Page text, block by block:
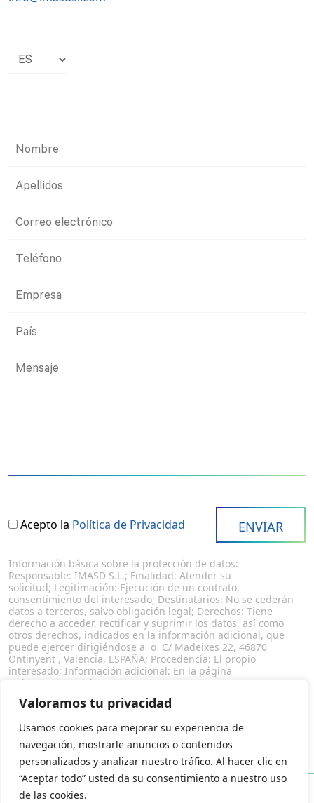
Valoramos tu privacidad
Usamos cookies para mejorar su experiencia de
navegación, mostrarle anuncios o contenidos
personalizados y analizar nuestro tráfico. Al hacer clic en
“Aceptar todo” usted da su consentimiento a nuestro uso
de las cookies.
Elegir
Acepto la Política de Privacidad
Información básica sobre la protección de datos:
Responsable: IMASD S.L.; Finalidad: Atender su
solicitud; Legitimación: Ejecución de un contrato,
consentimiento del interesado; Destinatarios: No se cederán
datos a terceros, salvo obligación legal; Derechos: Tiene
derecho a acceder, rectificar y suprimir los datos, así como
otros derechos, indicados en la información adicional, que
puede ejercer dirigiéndose a o C/ Madeixes 22, 46870
Ontinyent , Valencia, ESPAÑA; Procedencia: El propio
interesado; Información adicional: En la página
web www.imasdsl.com